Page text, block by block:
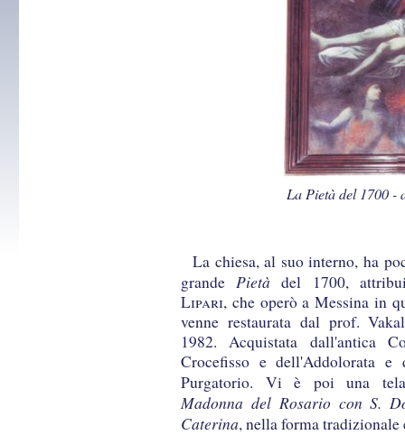
La Pietà del 1700
La chiesa, al suo interno, ha
grandePietà del 1700,
Lipari, che operò a Messina in
venne restaurata dal prof.
1982. Acquistata dall'antica
Crocefisso e dell'Addolorata
Purgatorio. Vi è poi una
Madonna del Rosario con S.
Caterina, nella forma tradizionale